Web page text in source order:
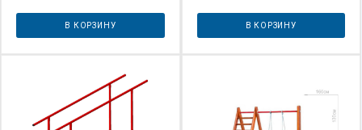
В КОРЗИНУ В КОРЗИНУ